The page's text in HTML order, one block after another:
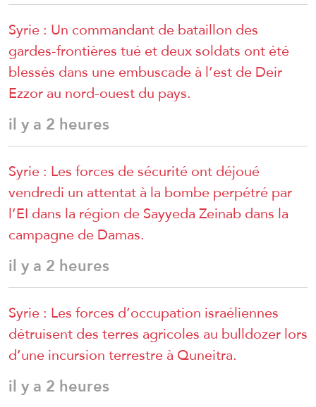
Syrie : Un commandant de bataillon des
gardes-frontières tué et deux soldats ont été
blessés dans une embuscade à l’est de Deir
Ezzor au nord-ouest du pays.
il y a 2 heures
Syrie : Les forces de sécurité ont déjoué
vendredi un attentat à la bombe perpétré par
l’EI dans la région de Sayyeda Zeinab dans la
campagne de Damas.
il y a 2 heures
Syrie : Les forces d’occupation israéliennes
détruisent des terres agricoles au bulldozer lors
d’une incursion terrestre à Quneitra.
il y a 2 heures